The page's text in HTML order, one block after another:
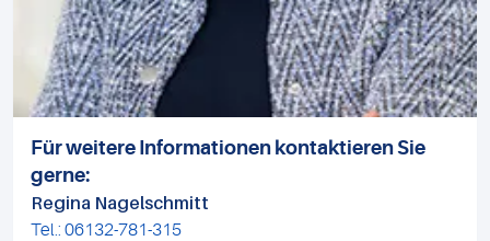
Für weitere Informationen kontaktieren Sie
gerne:
Regina Nagelschmitt
Tel.: 06132-781-315